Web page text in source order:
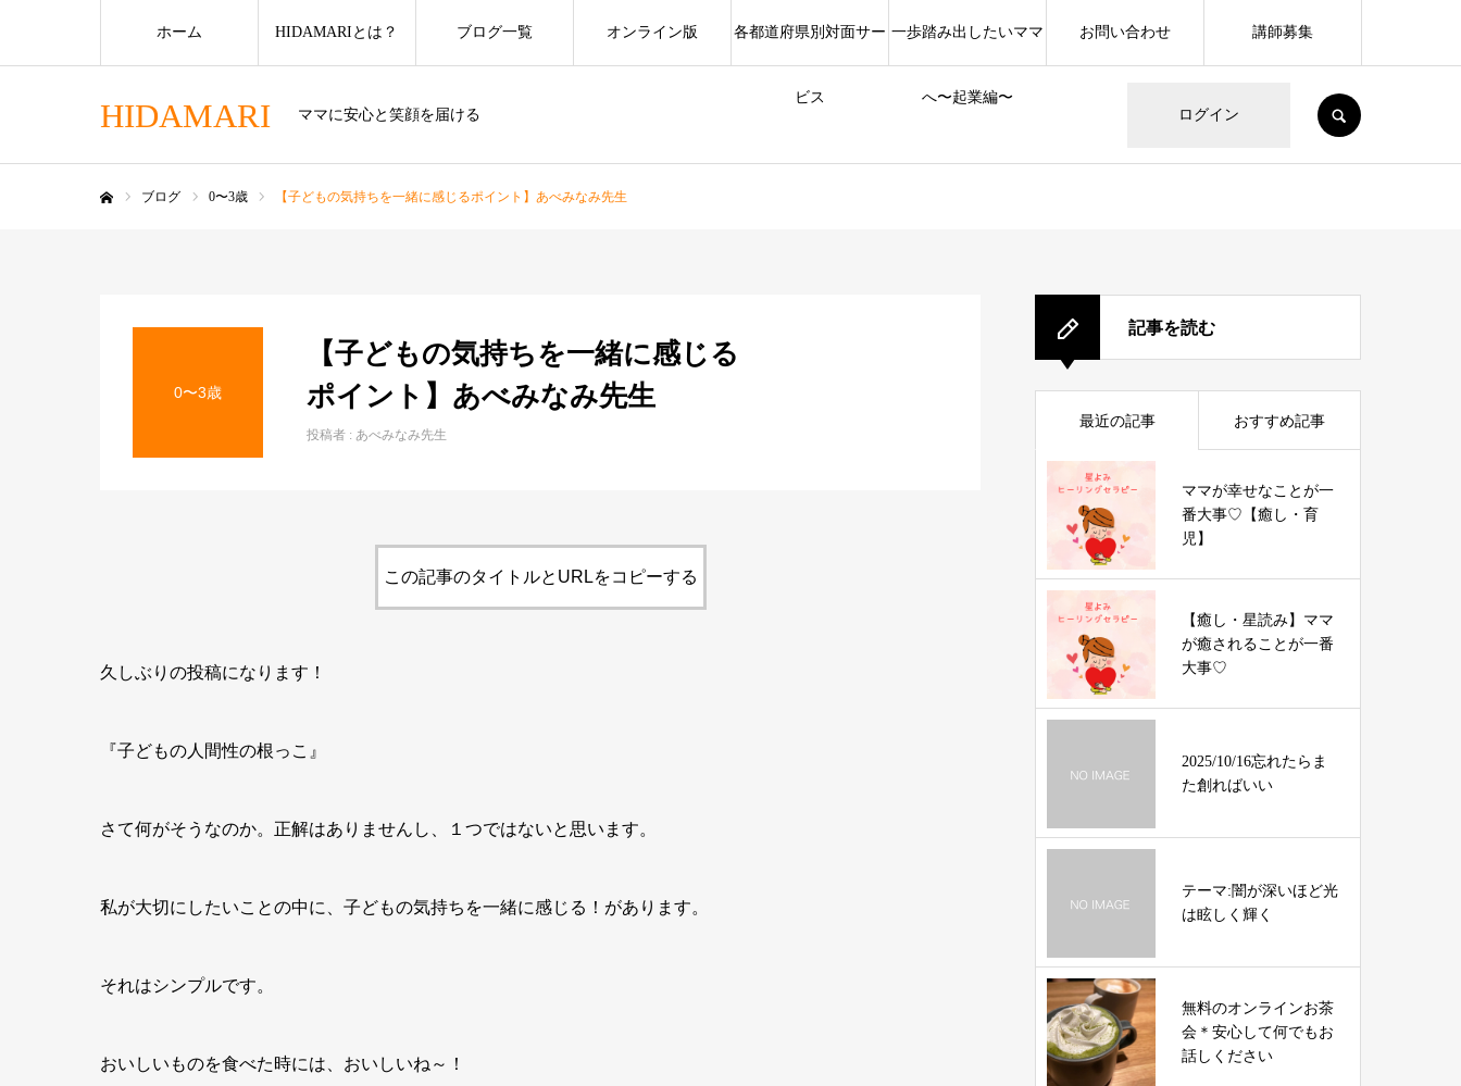
HIDAMARI ママに安心と笑顔を届ける ログイン
SEARCH
ホーム HIDAMARIとは？ ブログ一覧 オンライン版 各都道府県別対面サー
ビス
一歩踏み出したいママ
へ〜起業編〜
お問い合わせ 講師募集
ブログ 0〜3歳 【子どもの気持ちを一緒に感じるポイント】あべみなみ先生
0〜3歳
【子どもの気持ちを一緒に感じる
ポイント】あべみなみ先生
投稿者 : あべみなみ先生
この記事のタイトルとURLをコピーする
久しぶりの投稿になります！
『子どもの人間性の根っこ』
さて何がそうなのか。正解はありませんし、１つではないと思います。
私が大切にしたいことの中に、子どもの気持ちを一緒に感じる！があります。
それはシンプルです。
おいしいものを食べた時には、おいしいね～！
記事を読む
最近の記事 おすすめ記事
ママが幸せなことが一
番大事♡【癒し・育
児】
【癒し・星読み】ママ
が癒されることが一番
大事♡
2025/10/16忘れたらま
た創ればいい
テーマ:闇が深いほど光
は眩しく輝く
無料のオンラインお茶
会＊安心して何でもお
話しください